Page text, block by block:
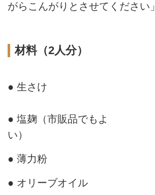
がらこんがりとさせてください」
材料（2人分）
● 生さけ
● 塩麹（市販品でもよ
い）
● 薄力粉
● オリーブオイル